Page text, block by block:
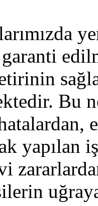
garanti
Bu
yapılan